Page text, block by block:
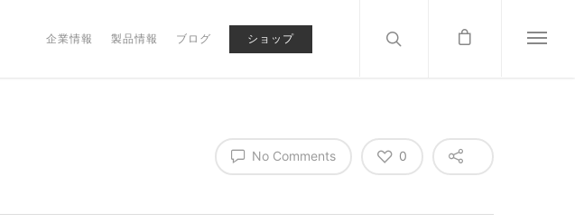
企業情報 製品情報 ブログ ショップ
No Comments 0